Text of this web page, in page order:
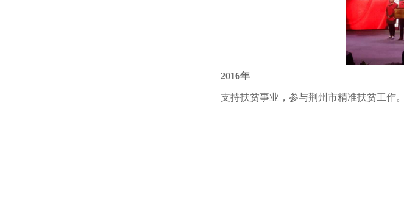
2016年
支持扶贫事业，参与荆州市精准扶贫工作。